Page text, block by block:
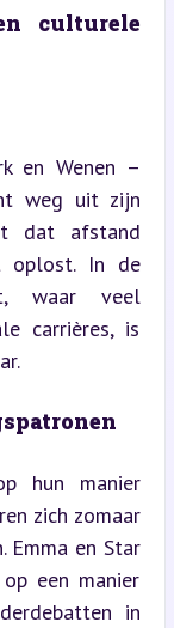
culturele
en Wenen –
weg uit zijn
dat afstand
oplost. In de
waar veel
carrières, is
hun manier
zich zomaar
Emma en Star
een manier
in